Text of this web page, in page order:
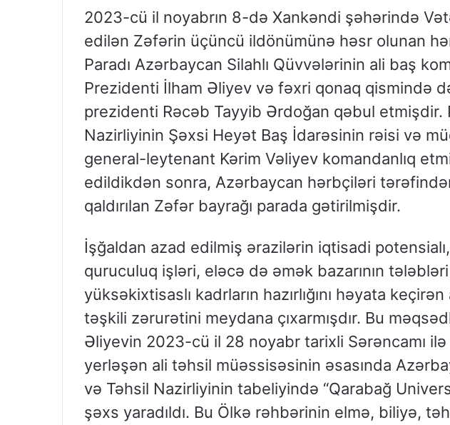
2023-cü il noyabrın 8-də Xankəndi şəhərində
edilən Zəfərin üçüncü ildönümünə həsr olunan
Paradı Azərbaycan Silahlı Qüvvələrinin ali baş
Prezidenti İlham Əliyev və fəxri qonaq qismində
prezidenti Rəcəb Tayyib Ərdoğan qəbul etmişdir.
Nazirliyinin Şəxsi Heyət Baş İdarəsinin rəisi və
general-leytenant Kərim Vəliyev komandanlıq
edildikdən sonra, Azərbaycan hərbçiləri
qaldırılan Zəfər bayrağı parada gətirilmişdir.
İşğaldan azad edilmiş ərazilərin iqtisadi
quruculuq işləri, eləcə də əmək bazarının
yüksəkixtisaslı kadrların hazırlığını həyata
təşkili zərurətini meydana çıxarmışdır. Bu
Əliyevin 2023-cü il 28 noyabr tarixli Sərəncamı
yerləşən ali təhsil müəssisəsinin əsasında
və Təhsil Nazirliyinin tabeliyində “Qarabağ
şəxs yaradıldı. Bu Ölkə rəhbərinin elmə, biliyə,